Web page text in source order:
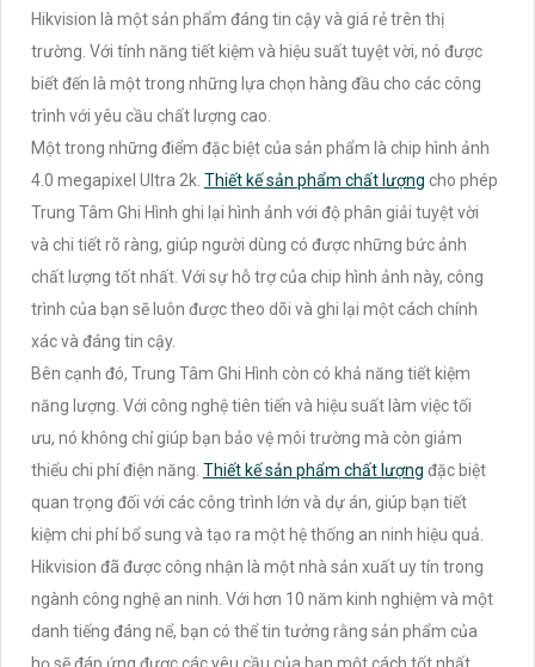
Hikvision là một sản phẩm đáng tin cậy và giá rẻ trên thị
trường. Với tính năng tiết kiệm và hiệu suất tuyệt vời, nó được
biết đến là một trong những lựa chọn hàng đầu cho các công
trình với yêu cầu chất lượng cao.
Một trong những điểm đặc biệt của sản phẩm là chip hình ảnh
4.0 megapixel Ultra 2k. Thiết kế sản phẩm chất lượng cho phép
Trung Tâm Ghi Hình ghi lại hình ảnh với độ phân giải tuyệt vời
và chi tiết rõ ràng, giúp người dùng có được những bức ảnh
chất lượng tốt nhất. Với sự hỗ trợ của chip hình ảnh này, công
trình của bạn sẽ luôn được theo dõi và ghi lại một cách chính
xác và đáng tin cậy.
Bên cạnh đó, Trung Tâm Ghi Hình còn có khả năng tiết kiệm
năng lượng. Với công nghệ tiên tiến và hiệu suất làm việc tối
ưu, nó không chỉ giúp bạn bảo vệ môi trường mà còn giảm
thiểu chi phí điện năng. Thiết kế sản phẩm chất lượng đặc biệt
quan trọng đối với các công trình lớn và dự án, giúp bạn tiết
kiệm chi phí bổ sung và tạo ra một hệ thống an ninh hiệu quả.
Hikvision đã được công nhận là một nhà sản xuất uy tín trong
ngành công nghệ an ninh. Với hơn 10 năm kinh nghiệm và một
danh tiếng đáng nể, bạn có thể tin tưởng rằng sản phẩm của
họ sẽ đáp ứng được các yêu cầu của bạn một cách tốt nhất.